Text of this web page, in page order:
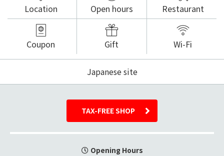
Location Open hours Restaurant
Coupon Gift Wi-Fi
Japanese site
TAX-FREE SHOP
Opening Hours